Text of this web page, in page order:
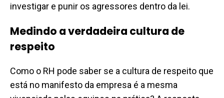
investigar e punir os agressores dentro da lei.
Medindo a verdadeira cultura de
respeito
Como o RH pode saber se a cultura de respeito que
está no manifesto da empresa é a mesma